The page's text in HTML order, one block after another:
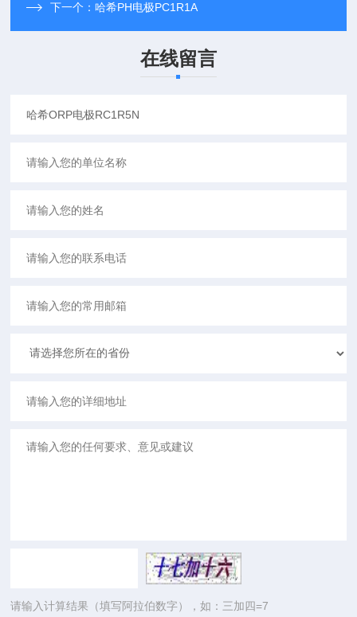
下一个：哈希PH电极PC1R1A
在线留言
请输入计算结果（填写阿拉伯数字），如：三加四=7